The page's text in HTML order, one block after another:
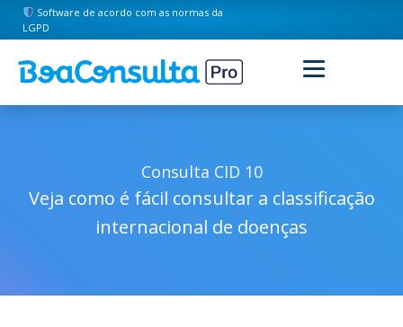
Software de acordo com as normas da
LGPD
Consulta CID 10
Veja como é fácil consultar a classificação
internacional de doenças